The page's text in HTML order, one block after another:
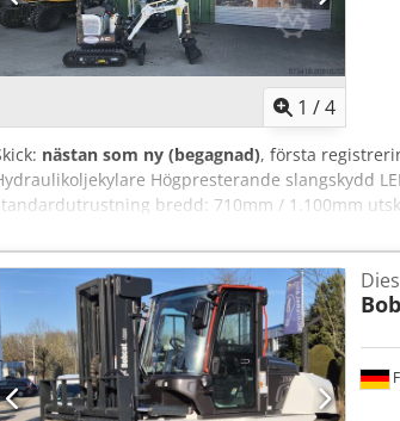
1 /4
nästan som ny (begagnad), första
Högpresterande slangskydd
bredd: 710mm / 1.100mm
hydraulik Två körhastigheter Csdex Tn Upjpfx
garanti för utrustningsdetaljer. Fel,